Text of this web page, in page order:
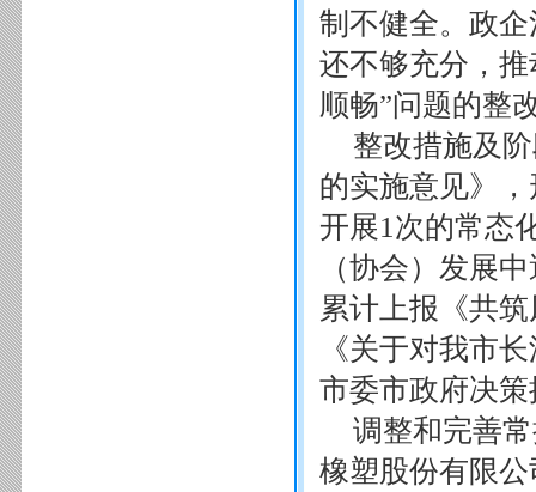
制不健全。政
还不够充分，
顺畅”问题的整
整改措施及
的实施意见》
开展1次的常态
（协会）发展
累计上报《共
《关于对我市
市委市政府决
调整和完善
橡塑股份有限